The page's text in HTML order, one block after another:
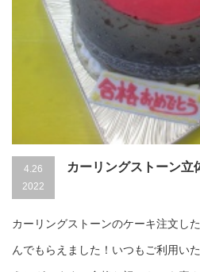
4.26
2022
カーリングストーン立
カーリングストーンのケーキ注文し
んでもらえました！いつもご利用い